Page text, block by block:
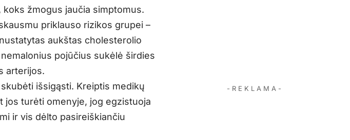
žmogus jaučia simptomus.
priklauso rizikos grupei –
aukštas cholesterolio
pojūčius sukėlė širdies
arterijos.
išsigąsti. Kreiptis medikų
jos turėti omenyje, jog egzistuoja
ir vis dėlto pasireiškiančiu
- R E K L A M A -